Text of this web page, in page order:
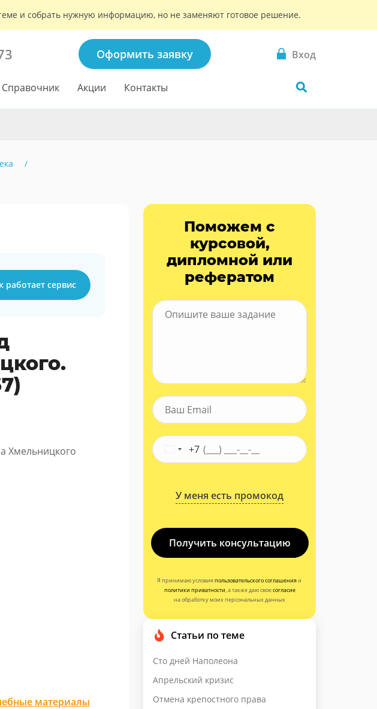
и собрать нужную информацию, но не заменяют готовое решение.
Оформить заявку Вход
Справочник Акции Контакты
работает сервис
Хмельницкого
материалы
Поможем с
курсовой,
дипломной или
рефератом
+7
У меня есть промокод
Получить консультацию
Я принимаю условияпользовательского соглашенияи
политики приватности, а также даю своесогласие
на обработку моих персональных данных
Статьи по теме
Сто дней Наполеона
Апрельский кризис
Отмена крепостного права